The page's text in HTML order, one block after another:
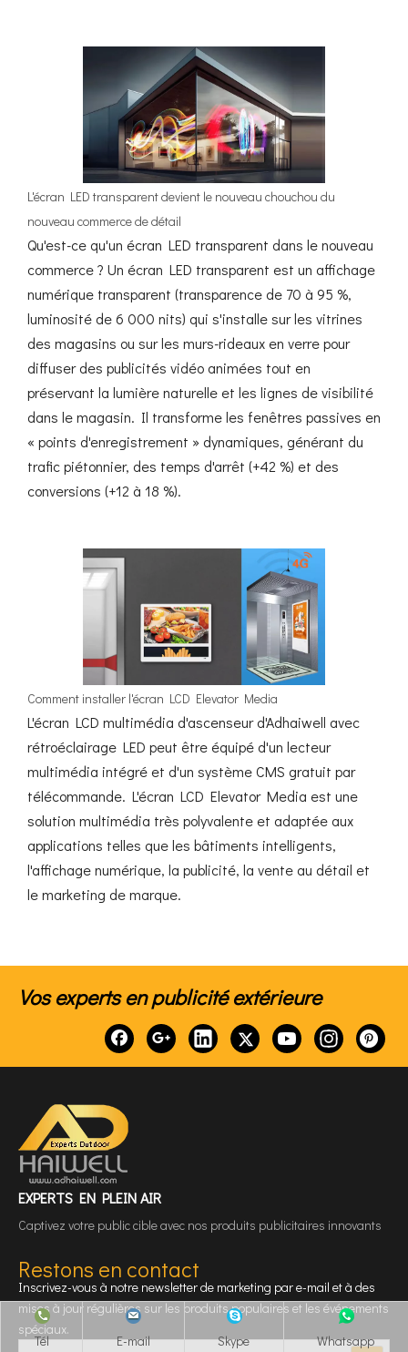
L'écran LED transparent devient le nouveau chouchou du
nouveau commerce de détail
Qu'est-ce qu'un écran LED transparent dans le nouveau
commerce ? Un écran LED transparent est un affichage
numérique transparent (transparence de 70 à 95 %,
luminosité de 6 000 nits) qui s'installe sur les vitrines
des magasins ou sur les murs-rideaux en verre pour
diffuser des publicités vidéo animées tout en
préservant la lumière naturelle et les lignes de visibilité
dans le magasin. Il transforme les fenêtres passives en
« points d'enregistrement » dynamiques, générant du
trafic piétonnier, des temps d'arrêt (+42 %) et des
conversions (+12 à 18 %).
Comment installer l'écran LCD Elevator Media
L'écran LCD multimédia d'ascenseur d'Adhaiwell avec
rétroéclairage LED peut être équipé d'un lecteur
multimédia intégré et d'un système CMS gratuit par
télécommande. L'écran LCD Elevator Media est une
solution multimédia très polyvalente et adaptée aux
applications telles que les bâtiments intelligents,
l'affichage numérique, la publicité, la vente au détail et
le marketing de marque.
Vos experts en publicité extérieure
EXPERTS EN PLEIN AIR
Captivez votre public cible avec nos produits publicitaires innovants
Tél E-mail Skype Whatsapp
Restons en contact
Inscrivez-vous à notre newsletter de marketing par e-mail et à des
mises à jour régulières sur les produits populaires et les événements
spéciaux.